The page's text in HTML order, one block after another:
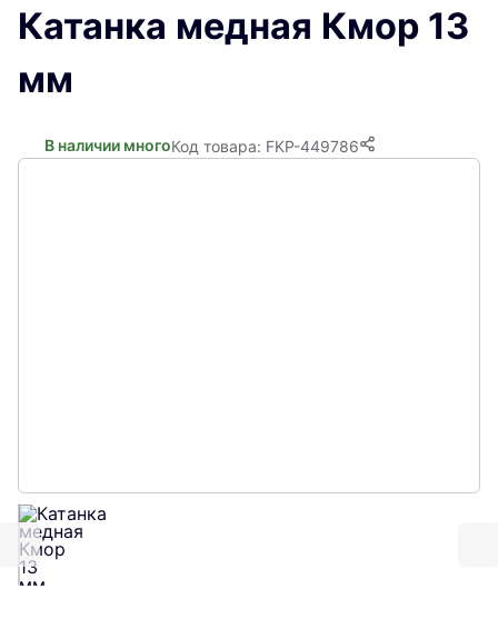
Катанка медная Кмор 13
мм
В наличии многоКод товара: FKP-449786